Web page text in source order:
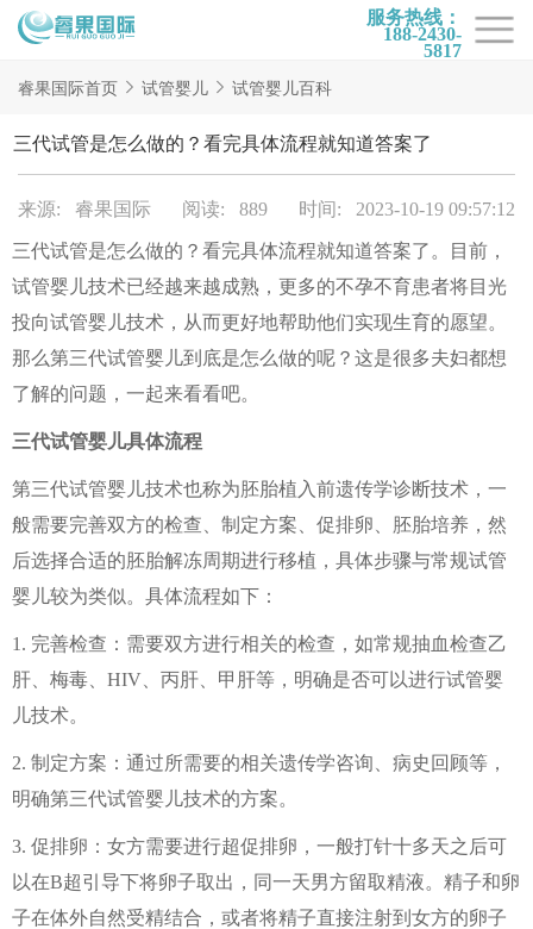
服务热线：
188-2430-
5817
首页
试管项目
试管百科
试管医院
睿果国际
睿果国际首页 试管婴儿 试管婴儿百科
三代试管是怎么做的？看完具体流程就知道答案了
来源: 睿果国际 阅读: 889 时间: 2023-10-19 09:57:12
三代试管是怎么做的？看完具体流程就知道答案了。目前，
试管婴儿技术已经越来越成熟，更多的不孕不育患者将目光
投向试管婴儿技术，从而更好地帮助他们实现生育的愿望。
那么第三代试管婴儿到底是怎么做的呢？这是很多夫妇都想
了解的问题，一起来看看吧。
三代试管婴儿具体流程
第三代试管婴儿技术也称为胚胎植入前遗传学诊断技术，一
般需要完善双方的检查、制定方案、促排卵、胚胎培养，然
后选择合适的胚胎解冻周期进行移植，具体步骤与常规试管
婴儿较为类似。具体流程如下：
1. 完善检查：需要双方进行相关的检查，如常规抽血检查乙
肝、梅毒、HIV、丙肝、甲肝等，明确是否可以进行试管婴
儿技术。
2. 制定方案：通过所需要的相关遗传学咨询、病史回顾等，
明确第三代试管婴儿技术的方案。
3. 促排卵：女方需要进行超促排卵，一般打针十多天之后可
以在B超引导下将卵子取出，同一天男方留取精液。精子和卵
子在体外自然受精结合，或者将精子直接注射到女方的卵子